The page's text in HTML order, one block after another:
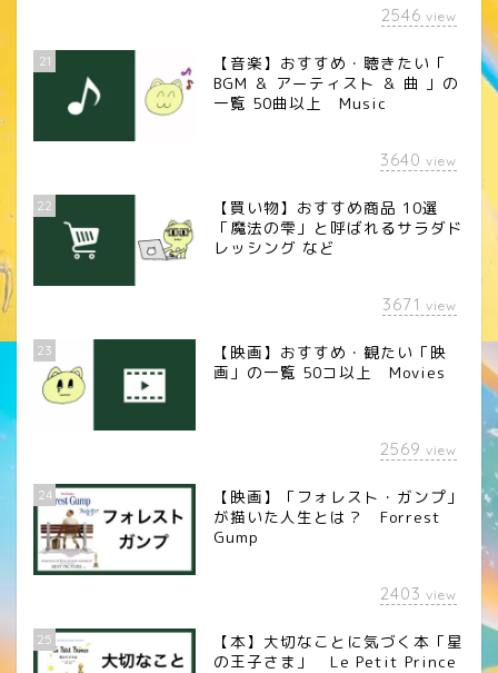
2546 view
21
【音楽】おすすめ・聴きたい「
BGM ＆ アーティスト ＆ 曲 」の
一覧 50曲以上 Music
3640 view
22
【買い物】おすすめ商品 10選
「魔法の雫」と呼ばれるサラダド
レッシング など
3671 view
23
【映画】おすすめ・観たい「映
画」の一覧 50コ以上 Movies
2569 view
24
【映画】「フォレスト・ガンプ」
が描いた人生とは？ Forrest
Gump
2403 view
25
【本】大切なことに気づく本「星
の王子さま」 Le Petit Prince